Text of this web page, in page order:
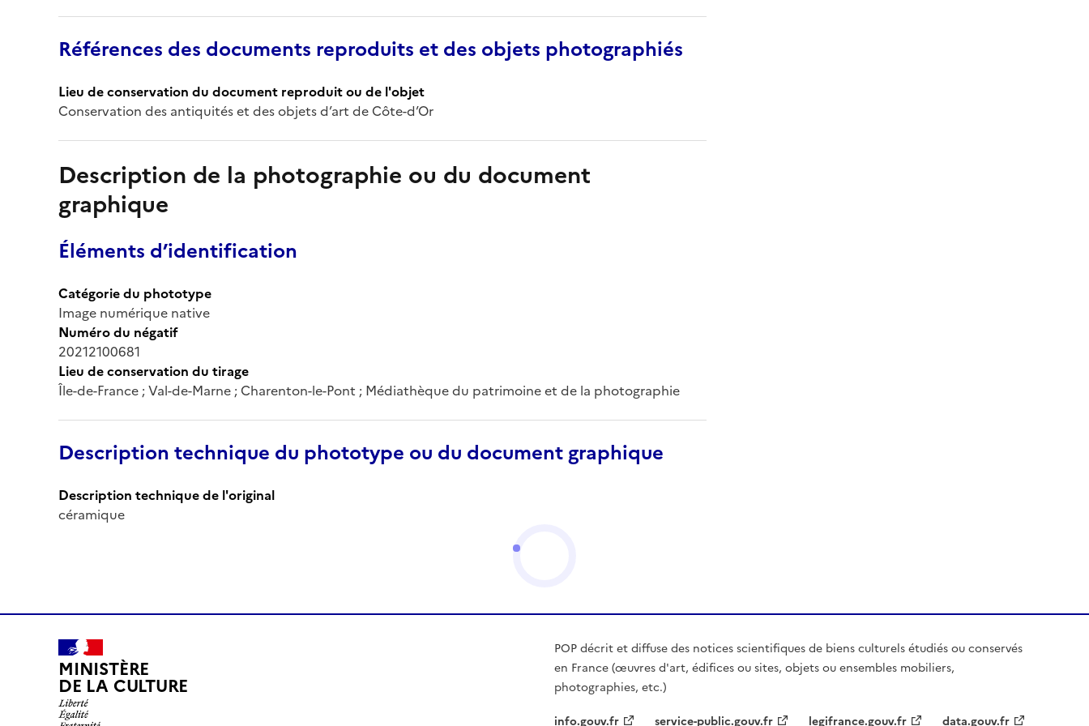
Références des documents reproduits et des objets photographiés
Lieu de conservation du document reproduit ou de l'objet
Conservation des antiquités et des objets d’art de Côte-d’Or
Description de la photographie ou du document
graphique
Éléments d’identification
Catégorie du phototype
Image numérique native
Numéro du négatif
20212100681
Lieu de conservation du tirage
Île-de-France ; Val-de-Marne ; Charenton-le-Pont ; Médiathèque du patrimoine et de la photographie
Description technique du phototype ou du document graphique
Description technique de l'original
céramique
MINISTÈRE
DE LA CULTURE
POP décrit et diffuse des notices scientifiques de biens culturels étudiés ou conservés
en France (œuvres d'art, édifices ou sites, objets ou ensembles mobiliers,
photographies, etc.)
info.gouv.fr
service-public.gouv.fr legifrance.gouv.fr data.gouv.fr